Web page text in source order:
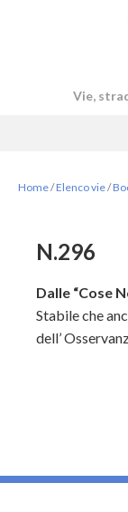
Vie,
Home/Elenco vie/
N.296
Dalle “Cose
Stabile che
dell’